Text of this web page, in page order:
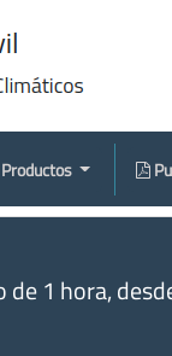
Productos
1 hora,